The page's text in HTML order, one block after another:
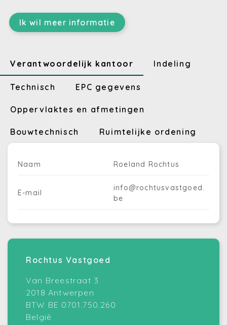
Ik wil meer informatie
Verantwoordelijk kantoor Indeling
Technisch EPC gegevens
Oppervlaktes en afmetingen
Bouwtechnisch Ruimtelijke ordening
Naam Roeland Rochtus
E-mail
info@rochtusvastgoed.
be
Rochtus Vastgoed
Van Breestraat 3
2018 Antwerpen
BTW BE 0701.750.260
België